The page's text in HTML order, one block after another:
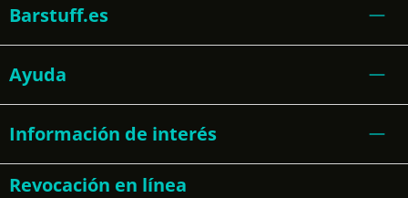
Barstuff.es
Ayuda
Información de interés
Revocación en línea